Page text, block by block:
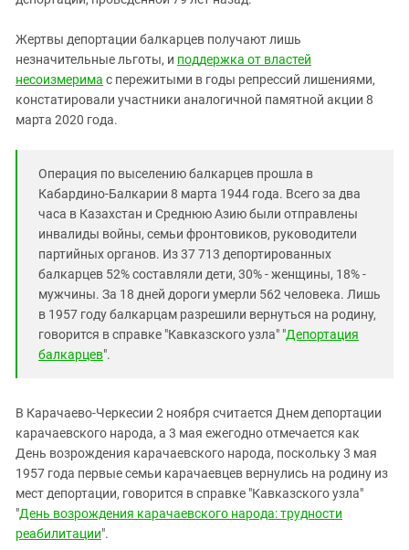
Жертвы депортации балкарцев получают лишь
незначительные льготы, и поддержка от властей
несоизмерима с пережитыми в годы репрессий лишениями,
констатировали участники аналогичной памятной акции 8
марта 2020 года.
Операция по выселению балкарцев прошла в
Кабардино-Балкарии 8 марта 1944 года. Всего за два
часа в Казахстан и Среднюю Азию были отправлены
инвалиды войны, семьи фронтовиков, руководители
партийных органов. Из 37 713 депортированных
балкарцев 52% составляли дети, 30% - женщины, 18% -
мужчины. За 18 дней дороги умерли 562 человека. Лишь
в 1957 году балкарцам разрешили вернуться на родину,
говорится в справке "Кавказского узла" "Депортация
балкарцев".
В Карачаево-Черкесии 2 ноября считается Днем депортации
карачаевского народа, а 3 мая ежегодно отмечается как
День возрождения карачаевского народа, поскольку 3 мая
1957 года первые семьи карачаевцев вернулись на родину из
мест депортации, говорится в справке "Кавказского узла"
"День возрождения карачаевского народа: трудности
реабилитации".